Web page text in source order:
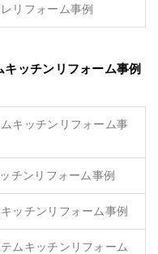
リフォーム事例
ッチンリフォーム事例
キッチンリフォーム事
チンリフォーム事例
ッチンリフォーム事例
ムキッチンリフォーム